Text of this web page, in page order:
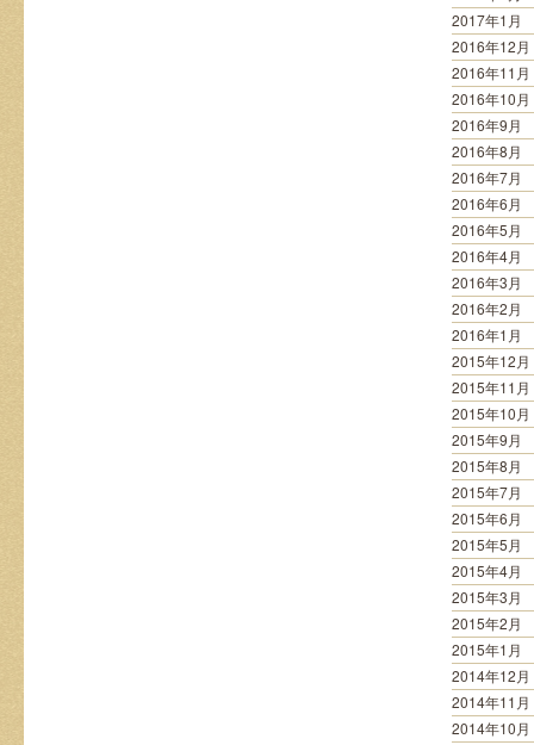
2017年1月
2016年12月
2016年11月
2016年10月
2016年9月
2016年8月
2016年7月
2016年6月
2016年5月
2016年4月
2016年3月
2016年2月
2016年1月
2015年12月
2015年11月
2015年10月
2015年9月
2015年8月
2015年7月
2015年6月
2015年5月
2015年4月
2015年3月
2015年2月
2015年1月
2014年12月
2014年11月
2014年10月